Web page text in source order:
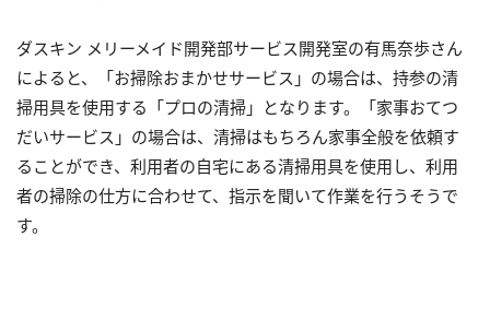
ダスキン メリーメイド開発部サービス開発室の有馬奈歩さん
によると、「お掃除おまかせサービス」の場合は、持参の清
掃用具を使用する「プロの清掃」となります。「家事おてつ
だいサービス」の場合は、清掃はもちろん家事全般を依頼す
ることができ、利用者の自宅にある清掃用具を使用し、利用
者の掃除の仕方に合わせて、指示を聞いて作業を行うそうで
す。